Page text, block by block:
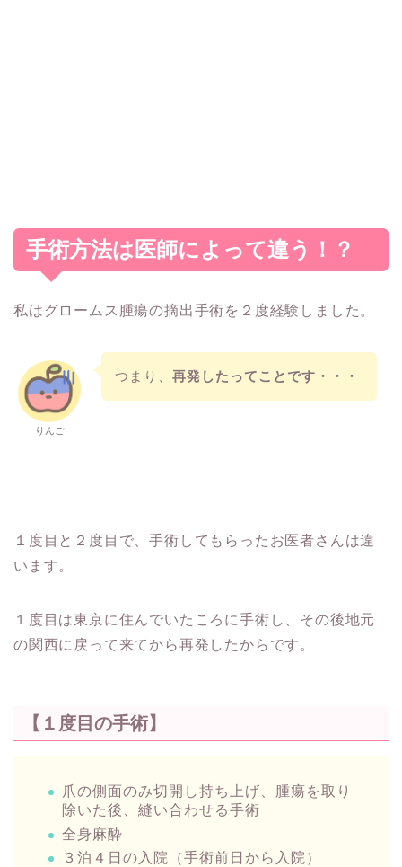
手術方法は医師によって違う！？
私はグロームス腫瘍の摘出手術を２度経験しました。
りんご
つまり、 再発したってことです・・・
１度目と２度目で、手術してもらったお医者さんは違
います。
１度目は東京に住んでいたころに手術し、その後地元
の関西に戻って来てから再発したからです。
【１度目の手術】
爪の側面のみ切開し持ち上げ、腫瘍を取り
除いた後、縫い合わせる手術
全身麻酔
３泊４日の入院（手術前日から入院）